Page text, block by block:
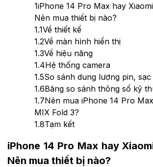
1iPhone 14 Pro Max hay
Nên mua thiết bị nào?
1.1Về thiết kế
1.2Về màn hình hiển thị
1.3Về hiệu năng
1.4Hệ thống camera
1.5So sánh dung lượng pin, sạc
1.6Bảng so sánh thông số kỹ
1.7Nên mua iPhone 14 Pro
MIX Fold 3?
1.8Tạm kết
iPhone 14 Pro Max hay
Nên mua thiết bị nào?